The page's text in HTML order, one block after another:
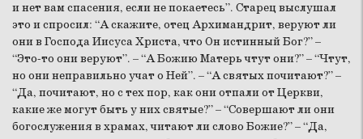
и нет вам спасения, если не покаетесь”. Старец выслушал
это и спросил: “А скажите, отец Архимандрит, веруют ли
они в Господа Иисуса Христа, что Он истинный Бог?” –
“Это-то они веруют”. – “А Божию Матерь чтут они?” – “Чтут,
но они неправильно учат о Ней”. – “А святых почитают?” –
“Да, почитают, но с тех пор, как они отпали от Церкви,
какие же могут быть у них святые?” – “Совершают ли они
богослужения в храмах, читают ли слово Божие?” – “Да,